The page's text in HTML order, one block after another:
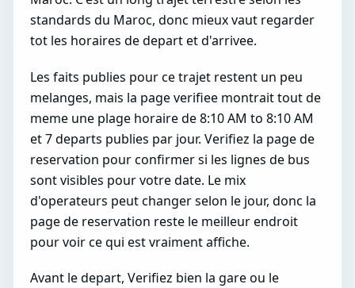
standards du Maroc, donc mieux vaut regarder
tot les horaires de depart et d'arrivee.
Les faits publies pour ce trajet restent un peu
melanges, mais la page verifiee montrait tout de
meme une plage horaire de 8:10 AM to 8:10 AM
et 7 departs publies par jour. Verifiez la page de
reservation pour confirmer si les lignes de bus
sont visibles pour votre date. Le mix
d'operateurs peut changer selon le jour, donc la
page de reservation reste le meilleur endroit
pour voir ce qui est vraiment affiche.
Avant le depart, Verifiez bien la gare ou le